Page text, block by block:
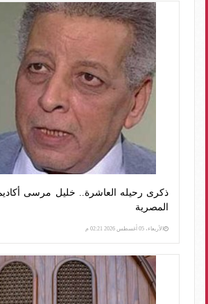
ذكرى رحيله العاشرة.. خليل مرسى
المصرية
الأربعاء، 05 أغسطس 2026 02:21 م